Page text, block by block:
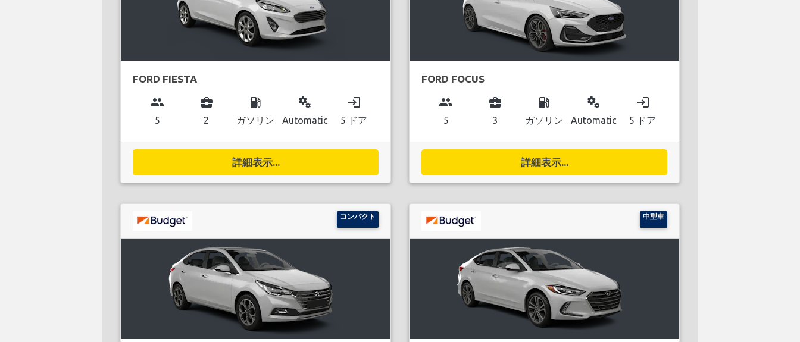
FORD FIESTA
group
5
business_center
2
local_gas_station
ガソリン
miscellaneous_services
Automatic
login
5 ドア
詳細表示...
FORD FOCUS
group
5
business_center
3
local_gas_station
ガソリン
miscellaneous_services
Automatic
login
5 ドア
詳細表示...
コンパクト 中型車